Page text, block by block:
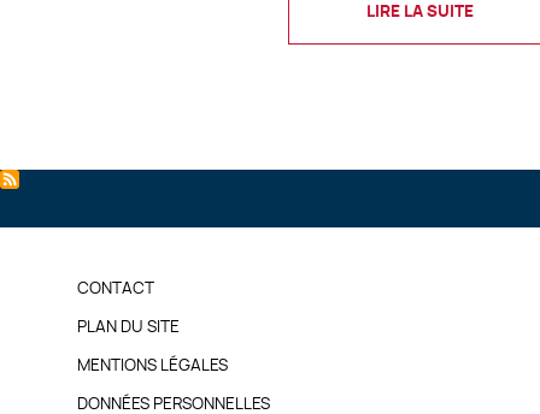
LIRE LA SUITE
PIED
DE
PAGE
CONTACT
PLAN DU SITE
MENTIONS LÉGALES
DONNÉES PERSONNELLES